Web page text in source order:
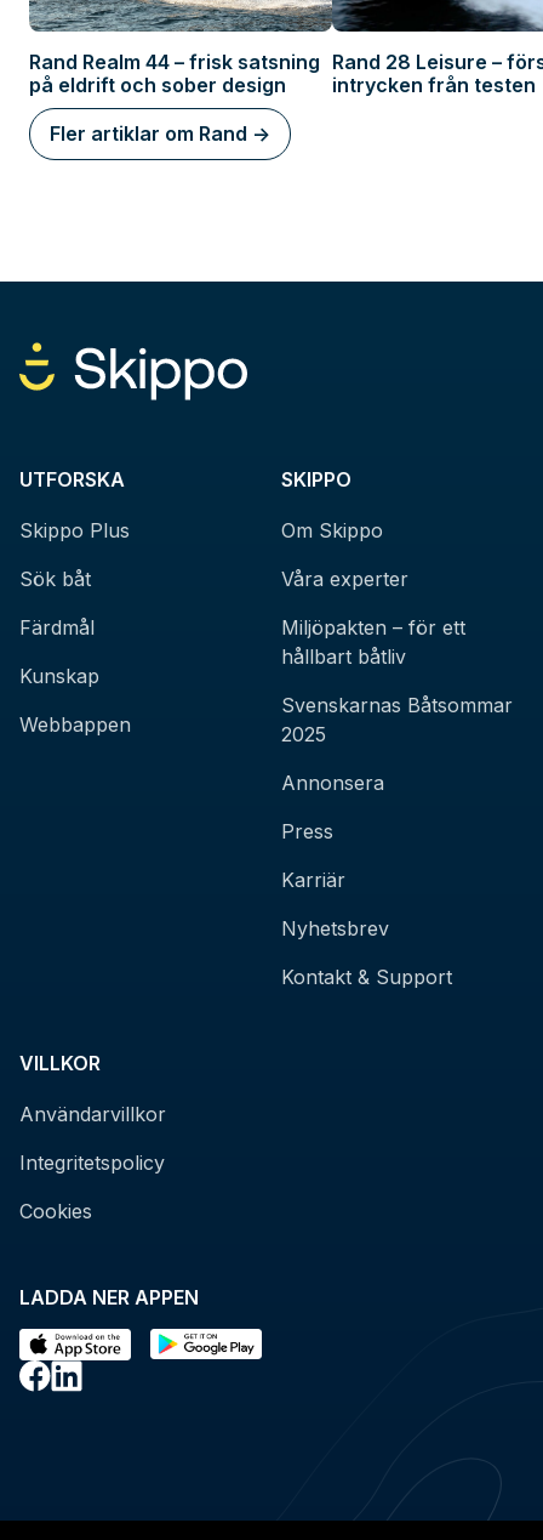
Rand Realm 44 – frisk satsning
på eldrift och sober design
Rand 28 Leisure –
intrycken från testen
Fler artiklar om Rand ->
LADDA NER APPEN
UTFORSKA
Skippo Plus
Sök båt
Färdmål
Kunskap
Webbappen
SKIPPO
Om Skippo
Våra experter
Miljöpakten – för ett
hållbart båtliv
Svenskarnas Båtsommar
2025
Annonsera
Press
Karriär
Nyhetsbrev
Kontakt & Support
VILLKOR
Användarvillkor
Integritetspolicy
Cookies